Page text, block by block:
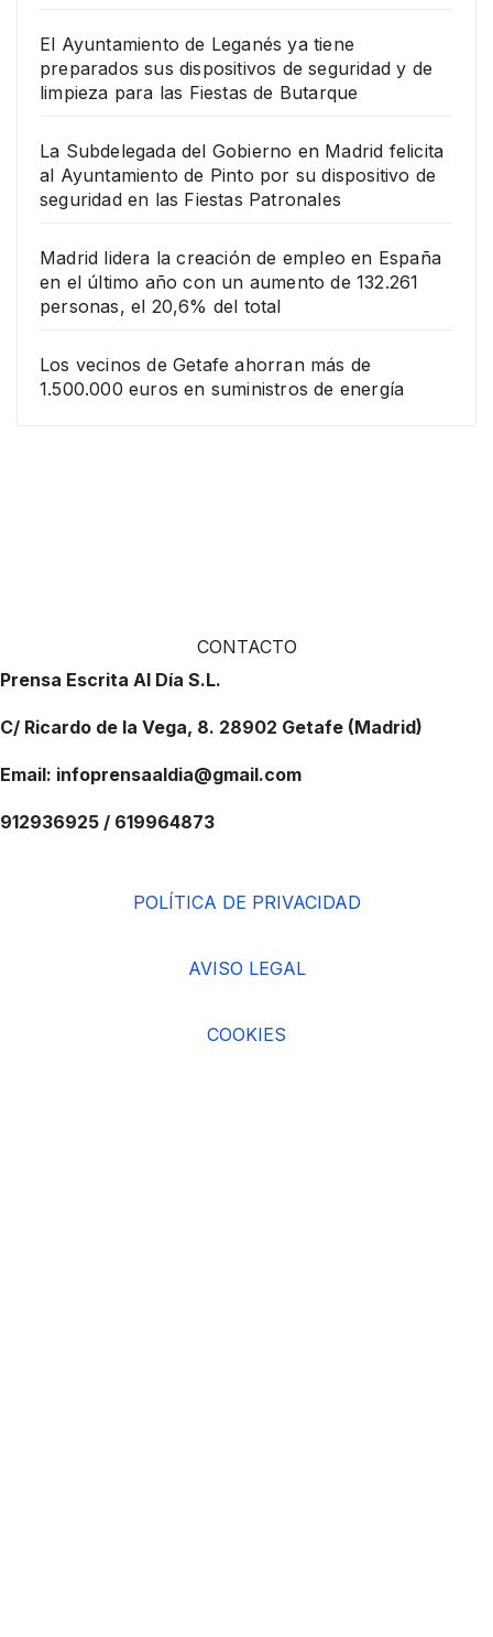
El Ayuntamiento de Leganés ya tiene
preparados sus dispositivos de seguridad y de
limpieza para las Fiestas de Butarque
La Subdelegada del Gobierno en Madrid felicita
al Ayuntamiento de Pinto por su dispositivo de
seguridad en las Fiestas Patronales
Madrid lidera la creación de empleo en España
en el último año con un aumento de 132.261
personas, el 20,6% del total
Los vecinos de Getafe ahorran más de
1.500.000 euros en suministros de energía
CONTACTO
Prensa Escrita Al Día S.L.
C/ Ricardo de la Vega, 8. 28902 Getafe (Madrid)
Email: infoprensaaldia@gmail.com
912936925 / 619964873
POLÍTICA DE PRIVACIDAD
AVISO LEGAL
COOKIES